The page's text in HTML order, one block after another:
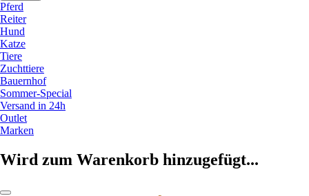
Pferd
Reiter
Hund
Katze
Tiere
Zuchttiere
Bauernhof
Sommer-Special
Versand in 24h
Outlet
Marken
Wird zum Warenkorb hinzugefügt...